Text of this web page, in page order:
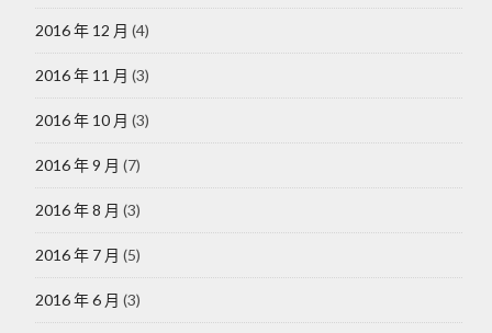
2016 年 12 月 (4)
2016 年 11 月 (3)
2016 年 10 月 (3)
2016 年 9 月 (7)
2016 年 8 月 (3)
2016 年 7 月 (5)
2016 年 6 月 (3)